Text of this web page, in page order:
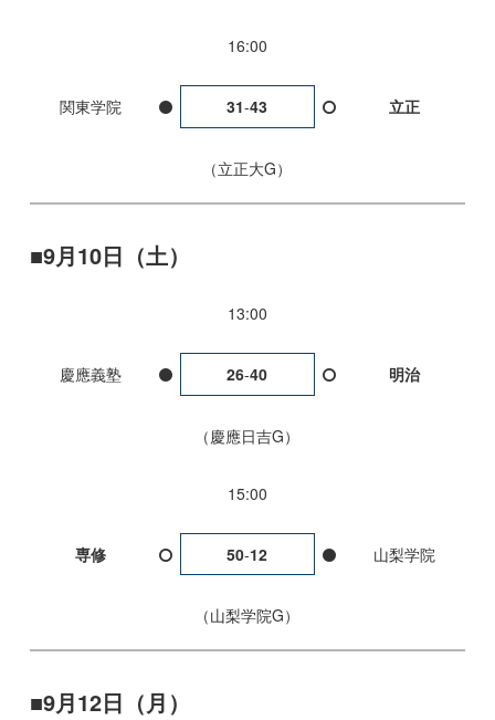
16:00
関東学院 31-43 立正
立正大G
9月10日（土）
13:00
慶應義塾 26-40 明治
慶應日吉G
15:00
専修 50-12 山梨学院
山梨学院G
9月12日（月）